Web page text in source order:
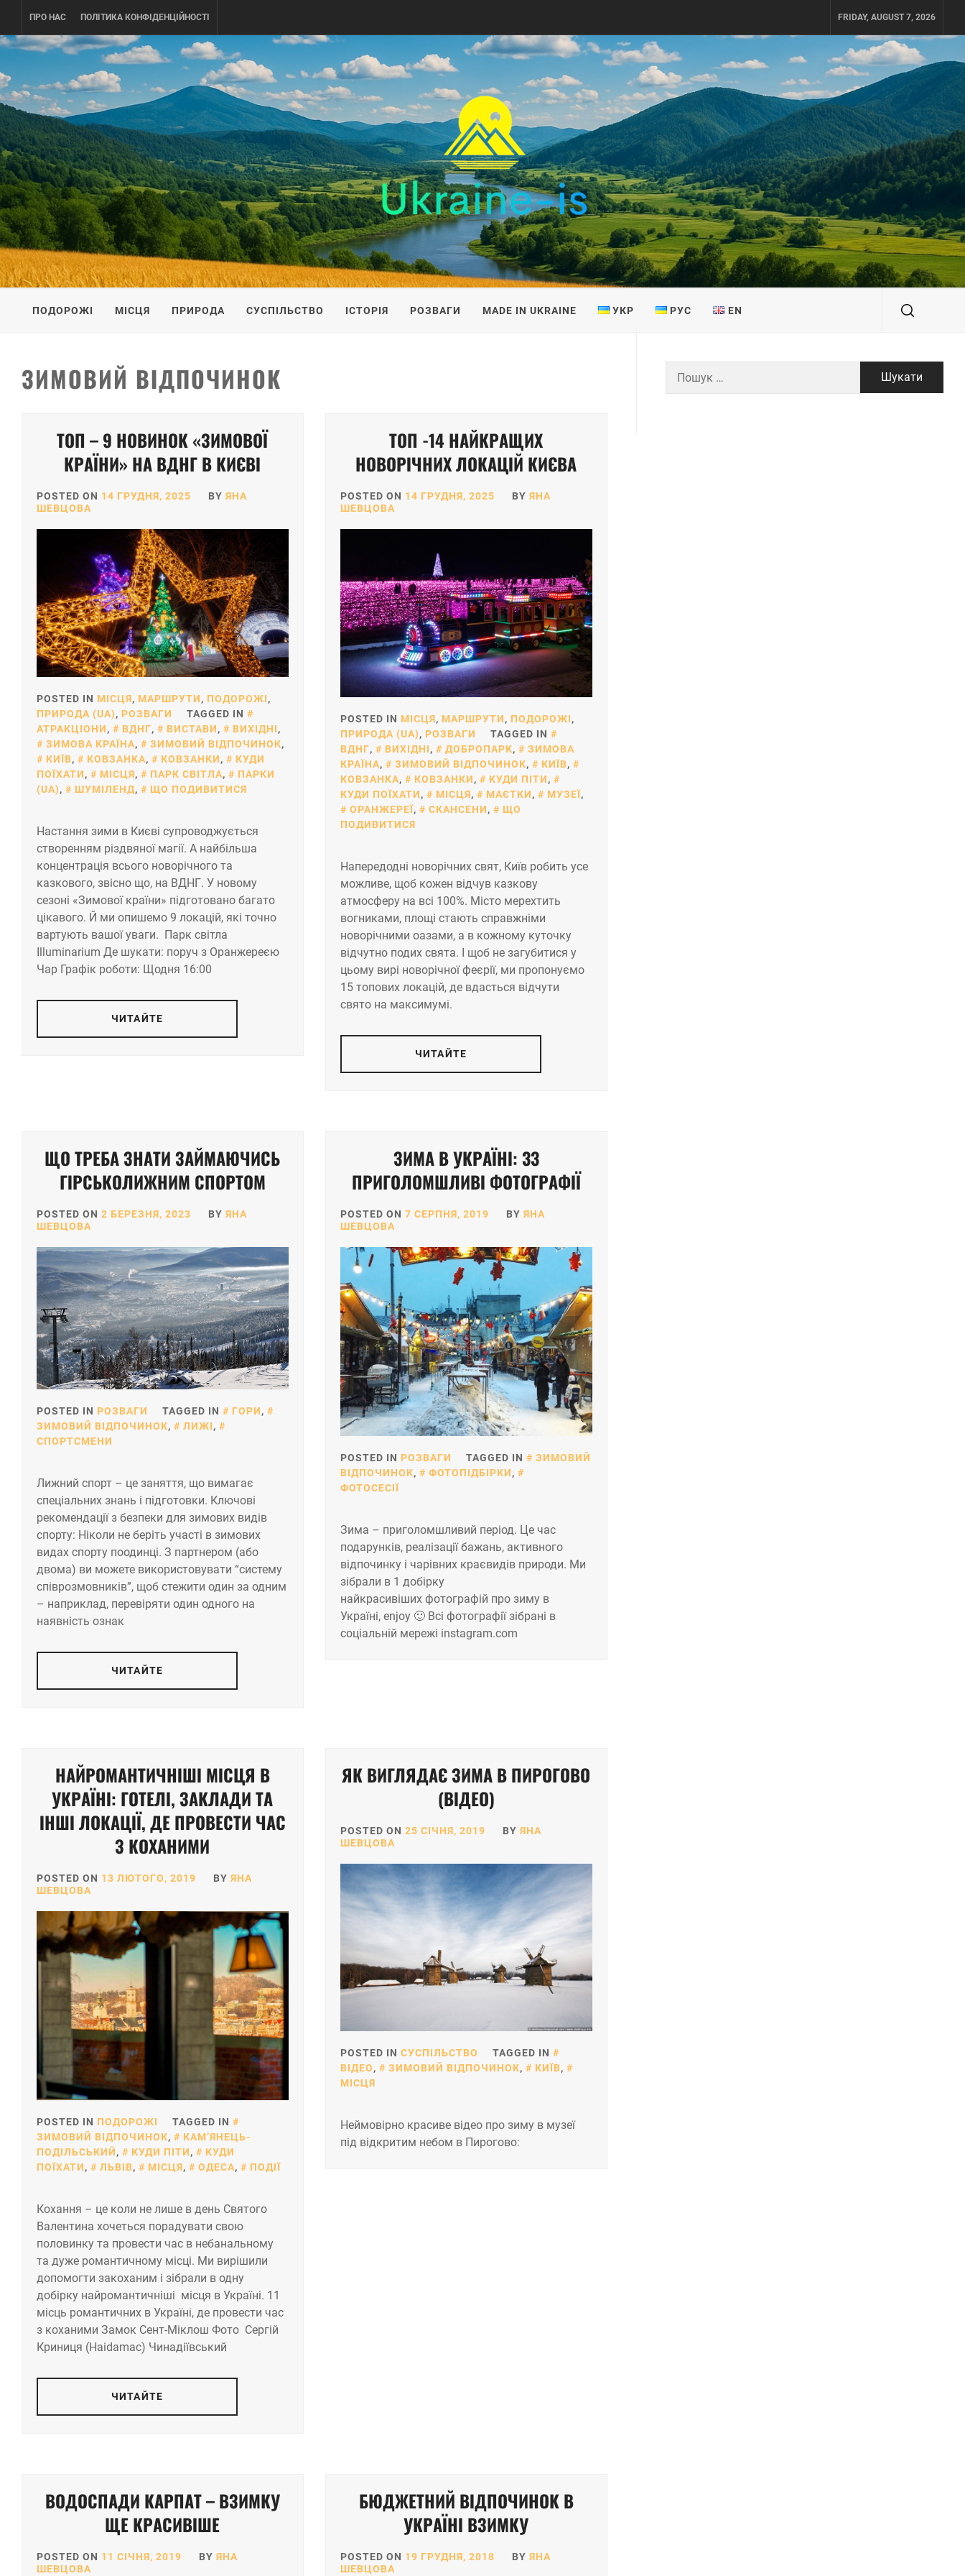
content
ПРО НАС ПОЛІТИКА КОНФІДЕНЦІЙНОСТІ FRIDAY, AUGUST 7, 2026
UKRAINE-IS
ПОДОРОЖI ПО УКРАЇНІ
ПОДОРОЖІ МІСЦЯ ПРИРОДА СУСПІЛЬСТВО ІСТОРІЯ РОЗВАГИ MADE IN UKRAINE УКР РУС EN
ЗИМОВИЙ ВІДПОЧИНОК
ТОП – 9 НОВИНОК «ЗИМОВОЇ
КРАЇНИ» НА ВДНГ В КИЄВІ
POSTED ON 14 ГРУДНЯ, 2025 BY ЯНА
ШЕВЦОВА
POSTED IN МІСЦЯ, МАРШРУТИ, ПОДОРОЖІ,
ПРИРОДА (UA), РОЗВАГИ
TAGGED IN
АТРАКЦІОНИ, ВДНГ, ВИСТАВИ, ВИХІДНІ,
ЗИМОВА КРАЇНА, ЗИМОВИЙ ВІДПОЧИНОК,
КИЇВ, КОВЗАНКА, КОВЗАНКИ,
КУДИ
ПОЇХАТИ, МІСЦЯ, ПАРК СВІТЛА,
ПАРКИ
(UA), ШУМІЛЕНД, ЩО ПОДИВИТИСЯ
Настання зими в Києві супроводжується
створенням різдвяної магії. А найбільша
концентрація всього новорічного та
казкового, звісно що, на ВДНГ. У новому
сезоні «Зимової країни» підготовано багато
цікавого. Й ми опишемо 9 локацій, які точно
вартують вашої уваги. Парк світла
Illuminarium Де шукати: поруч з Оранжереєю
Чар Графік роботи: Щодня 16:00
ЧИТАЙТЕ
ТОП -14 НАЙКРАЩИХ
НОВОРІЧНИХ ЛОКАЦІЙ КИЄВА
POSTED ON 14 ГРУДНЯ, 2025 BY ЯНА
ШЕВЦОВА
POSTED IN МІСЦЯ, МАРШРУТИ, ПОДОРОЖІ,
ПРИРОДА (UA), РОЗВАГИ
TAGGED IN
ВДНГ, ВИХІДНІ, ДОБРОПАРК,
ЗИМОВА
КРАЇНА, ЗИМОВИЙ ВІДПОЧИНОК, КИЇВ,
КОВЗАНКА, КОВЗАНКИ, КУДИ ПІТИ,
КУДИ ПОЇХАТИ, МІСЦЯ, МАЄТКИ, МУЗЕЇ,
ОРАНЖЕРЕЇ, СКАНСЕНИ,
ЩО
ПОДИВИТИСЯ
Напередодні новорічних свят, Київ робить усе
можливе, щоб кожен відчув казкову
атмосферу на всі 100%. Місто мерехтить
вогниками, площі стають справжніми
новорічними оазами, а в кожному куточку
відчутно подих свята. І щоб не загубитися у
цьому вирі новорічної феєрії, ми пропонуємо
15 топових локацій, де вдасться відчути
свято на максимумі.
ЧИТАЙТЕ
ЩО ТРЕБА ЗНАТИ ЗАЙМАЮЧИСЬ
ГІРСЬКОЛИЖНИМ СПОРТОМ
POSTED ON 2 БЕРЕЗНЯ, 2023 BY ЯНА
ШЕВЦОВА
POSTED IN РОЗВАГИ TAGGED IN ГОРИ,
ЗИМОВИЙ ВІДПОЧИНОК, ЛИЖІ,
СПОРТСМЕНИ
Лижний спорт – це заняття, що вимагає
спеціальних знань і підготовки. Ключові
рекомендації з безпеки для зимових видів
спорту: Ніколи не беріть участі в зимових
видах спорту поодинці. З партнером (або
двома) ви можете використовувати “систему
співрозмовників”, щоб стежити один за одним
– наприклад, перевіряти один одного на
наявність ознак
ЧИТАЙТЕ
ЗИМА В УКРАЇНІ: 33
ПРИГОЛОМШЛИВІ ФОТОГРАФІЇ
POSTED ON 7 СЕРПНЯ, 2019 BY ЯНА
ШЕВЦОВА
POSTED IN РОЗВАГИ TAGGED IN
ЗИМОВИЙ
ВІДПОЧИНОК, ФОТОПІДБІРКИ,
ФОТОСЕСІЇ
Зима – приголомшливий період. Це час
подарунків, реалізації бажань, активного
відпочинку і чарівних краєвидів природи. Ми
зібрали в 1 добірку
найкрасивіших фотографій про зиму в
Україні, enjoy 🙂 Всі фотографії зібрані в
соціальній мережі instagram.com
НАЙРОМАНТИЧНІШІ МІСЦЯ В
УКРАЇНІ: ГОТЕЛІ, ЗАКЛАДИ ТА
ІНШІ ЛОКАЦІЇ, ДЕ ПРОВЕСТИ ЧАС
З КОХАНИМИ
POSTED ON 13 ЛЮТОГО, 2019 BY ЯНА
ШЕВЦОВА
POSTED IN ПОДОРОЖІ
TAGGED IN
ЗИМОВИЙ ВІДПОЧИНОК,
КАМ’ЯНЕЦЬ-
ПОДІЛЬСЬКИЙ, КУДИ ПІТИ,
КУДИ
ПОЇХАТИ, ЛЬВІВ, МІСЦЯ, ОДЕСА, ПОДІЇ
Кохання – це коли не лише в день Святого
Валентина хочеться порадувати свою
половинку та провести час в небанальному
та дуже романтичному місці. Ми вирішили
допомогти закоханим і зібрали в одну
добірку найромантичніші місця в Україні. 11
місць романтичних в Україні, де провести час
з коханими Замок Сент-Міклош Фото Сергій
Криниця (Haidamac) Чинадіївський
ЧИТАЙТЕ
ЯК ВИГЛЯДАЄ ЗИМА В ПИРОГОВО
(ВІДЕО)
POSTED ON 25 СІЧНЯ, 2019 BY ЯНА
ШЕВЦОВА
POSTED IN СУСПІЛЬСТВО
TAGGED IN
ВІДЕО, ЗИМОВИЙ ВІДПОЧИНОК, КИЇВ,
МІСЦЯ
Неймовірно красиве відео про зиму в музеї
під відкритим небом в Пирогово:
ВОДОСПАДИ КАРПАТ – ВЗИМКУ
ЩЕ КРАСИВІШЕ
POSTED ON 11 СІЧНЯ, 2019 BY ЯНА
ШЕВЦОВА
БЮДЖЕТНИЙ ВІДПОЧИНОК В
УКРАЇНІ ВЗИМКУ
POSTED ON 19 ГРУДНЯ, 2018 BY ЯНА
ШЕВЦОВА
pagination